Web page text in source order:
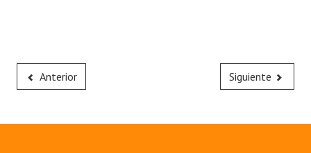
Anterior Siguiente